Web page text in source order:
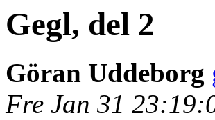
Gegl, del 2
Göran Uddeborg
Fre Jan 31